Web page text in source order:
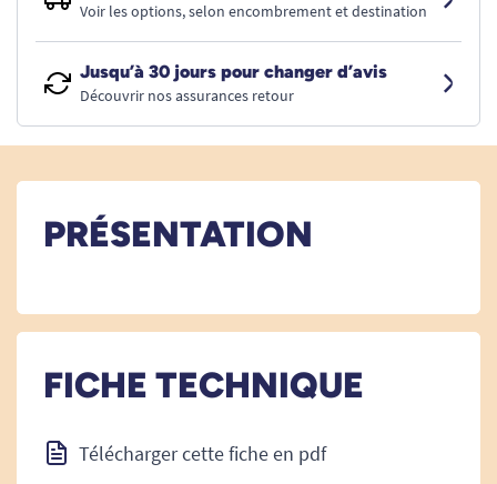
Voir les options, selon encombrement et destination
Jusqu’à 30 jours pour changer d’avis
Découvrir nos assurances retour
PRÉSENTATION
FICHE TECHNIQUE
Télécharger cette fiche en pdf